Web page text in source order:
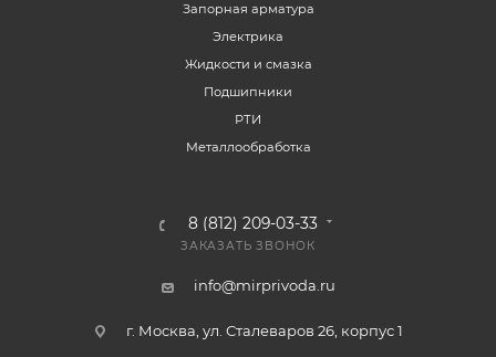
Запорная арматура
Электрика
Жидкости и смазка
Подшипники
РТИ
Металлообработка
8 (812) 209-03-33
ЗАКАЗАТЬ ЗВОНОК
info@mirprivoda.ru
г. Москва, ул. Сталеваров 26, корпус 1